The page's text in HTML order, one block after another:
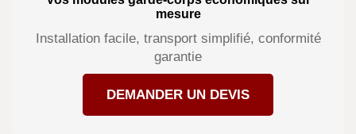
mesure
Installation facile, transport simplifié, conformité
garantie
DEMANDER UN DEVIS